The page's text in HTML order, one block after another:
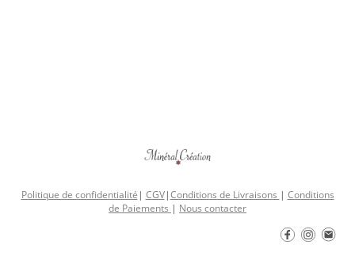
Politique de confidentialité | CGV|Conditions de Livraisons | Conditions
de Paiements | Nous contacter